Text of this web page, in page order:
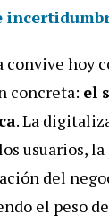
convive hoy
concreta: el
. La
usuarios,
del
el peso